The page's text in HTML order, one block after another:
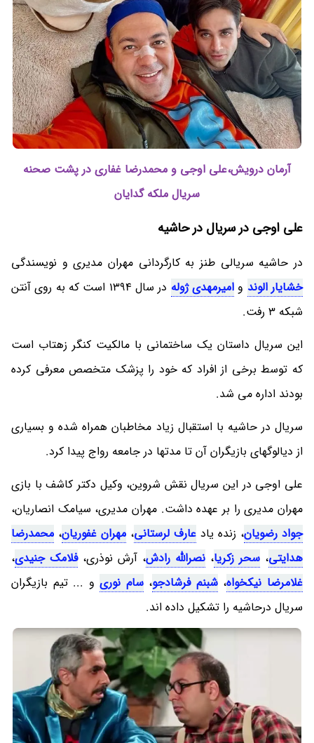
آرمان درویش،علی اوجی و محمدرضا غفاری در پشت صحنه
سریال ملکه گدایان
علی اوجی در سریال در حاشیه
در حاشیه سریالی طنز به کارگردانی مهران مدیری و نویسندگی
خشایار الوند و امیرمهدی ژوله
در سال 1394 است که به روی آنتن
شبکه 3 رفت.
این سریال داستان یک ساختمانی با مالکیت کنگر زهتاب است
که توسط برخی از افراد که خود را پزشک متخصص معرفی کرده
بودند اداره می شد.
سریال در حاشیه با استقبال زیاد مخاطبان همراه شده و بسیاری
از دیالوگهای بازیگران آن تا مدتها در جامعه رواج پیدا کرد.
علی اوجی در این سریال نقش شروین، وکیل دکتر کاشف با بازی
مهران مدیری را بر عهده داشت. مهران مدیری، سیامک انصاریان،
جواد رضویان، زنده یاد عارف لرستانی، مهران غفوریان، محمدرضا
هدایتی، سحر زکریا، نصرالله رادش، آرش نوذری،فلامک جنیدی،
غلامرضا نیکخواه،شبنم فرشادجو،سام نوریو ... تیم بازیگران
سریال درحاشیه را تشکیل داده اند.